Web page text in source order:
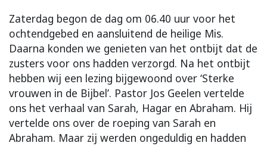
Zaterdag begon de dag om 06.40 uur voor het
ochtendgebed en aansluitend de heilige Mis.
Daarna konden we genieten van het ontbijt dat de
zusters voor ons hadden verzorgd. Na het ontbijt
hebben wij een lezing bijgewoond over ‘Sterke
vrouwen in de Bijbel’. Pastor Jos Geelen vertelde
ons het verhaal van Sarah, Hagar en Abraham. Hij
vertelde ons over de roeping van Sarah en
Abraham. Maar zij werden ongeduldig en hadden